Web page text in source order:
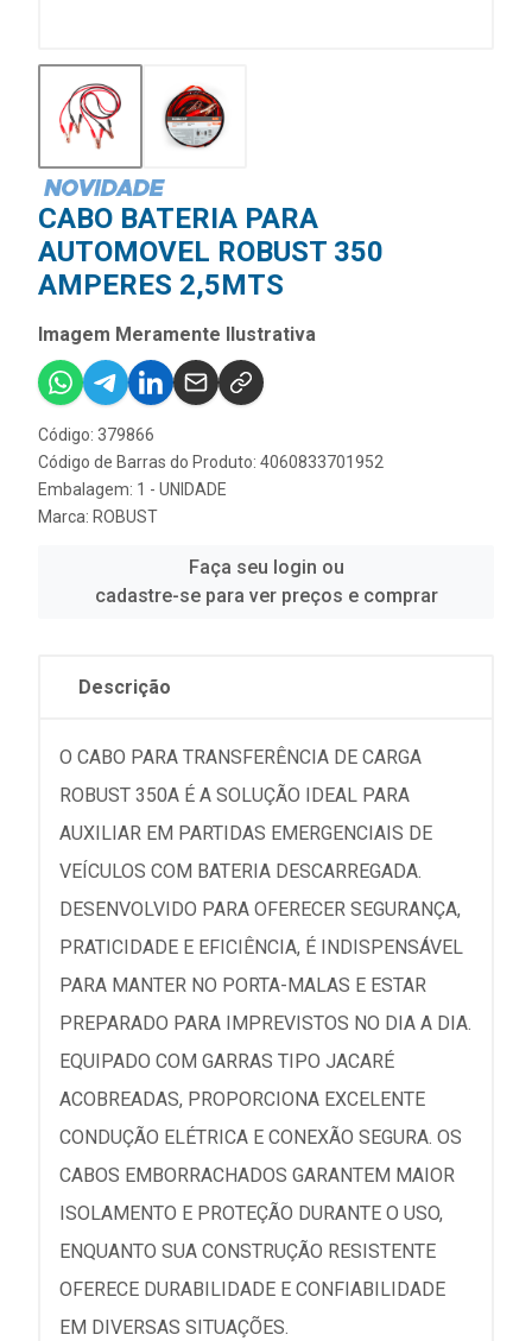
CABO BATERIA PARA
AUTOMOVEL ROBUST 350
AMPERES 2,5MTS
Imagem Meramente Ilustrativa
Código: 379866
Código de Barras do Produto: 4060833701952
Embalagem: 1 - UNIDADE
Marca: ROBUST
Faça seu login ou
cadastre-se para ver preços e comprar
Descrição
O CABO PARA TRANSFERÊNCIA DE CARGA
ROBUST 350A É A SOLUÇÃO IDEAL PARA
AUXILIAR EM PARTIDAS EMERGENCIAIS DE
VEÍCULOS COM BATERIA DESCARREGADA.
DESENVOLVIDO PARA OFERECER SEGURANÇA,
PRATICIDADE E EFICIÊNCIA, É INDISPENSÁVEL
PARA MANTER NO PORTA-MALAS E ESTAR
PREPARADO PARA IMPREVISTOS NO DIA A DIA.
EQUIPADO COM GARRAS TIPO JACARÉ
ACOBREADAS, PROPORCIONA EXCELENTE
CONDUÇÃO ELÉTRICA E CONEXÃO SEGURA. OS
CABOS EMBORRACHADOS GARANTEM MAIOR
ISOLAMENTO E PROTEÇÃO DURANTE O USO,
ENQUANTO SUA CONSTRUÇÃO RESISTENTE
OFERECE DURABILIDADE E CONFIABILIDADE
EM DIVERSAS SITUAÇÕES.